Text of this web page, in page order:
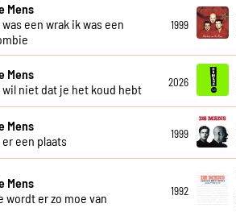
Mens
was een wrak ik was een
1999
Mens
wil niet dat je het koud hebt
2026
Mens
er een plaats
1999
Mens
wordt er zo moe van
1992